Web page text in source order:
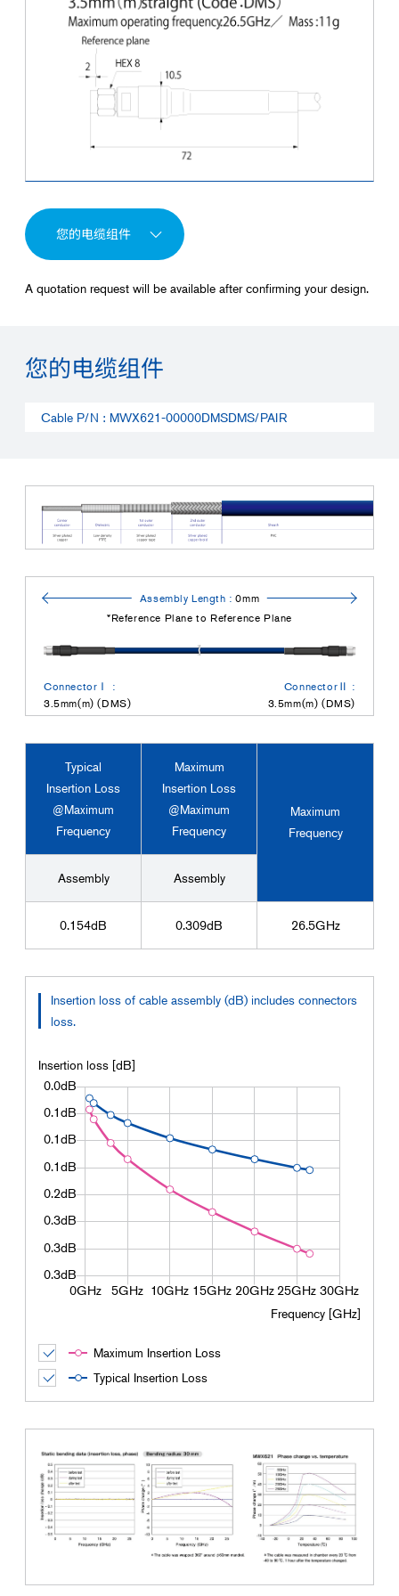
您的电缆组件
A quotation request will be available after confirming your design.
您的电缆组件
Cable P/N : MWX621-00000DMSDMS/PAIR
ConnectorⅠ :
3.5mm(m) (DMS)
ConnectorⅡ :
3.5mm(m) (DMS)
Assembly Length : 0mm
*Reference Plane to Reference Plane
Typical
Insertion Loss
@Maximum
Frequency
Maximum
Insertion Loss
@Maximum
Frequency
Maximum
Frequency
Assembly Assembly
0.154dB 0.309dB 26.5GHz
Insertion loss of cable assembly (dB) includes connectors
loss.
Frequency [GHz]
Insertion loss [dB]
Maximum Insertion Loss
Typical Insertion Loss